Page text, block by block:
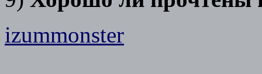
izummonster